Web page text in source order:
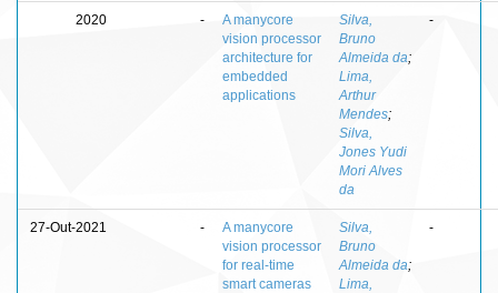
2020 -
A manycore
vision processor
architecture for
embedded
applications
Silva,
Bruno
Almeida da;
Lima,
Arthur
Mendes;
Silva,
Jones Yudi
Mori Alves
da
-
27-Out-2021 -
A manycore
vision processor
for real-time
smart cameras
Silva,
Bruno
Almeida da;
Lima,
-